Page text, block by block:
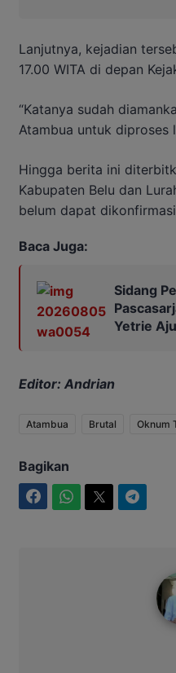
Lanjutnya, kejadian
17.00 WITA di depan
“Katanya sudah
Atambua untuk diproses
Hingga berita ini
Kabupaten Belu dan
belum dapat
Baca Juga:
Sidang
Yetrie
Editor: Andrian
Atambua Brutal Oknum
Bagikan